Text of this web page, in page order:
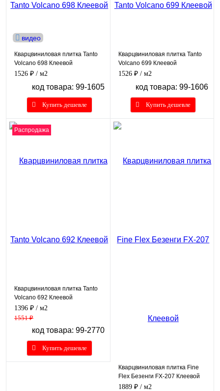
видео
Кварцвиниловая плитка Tanto
Volcano 698 Клеевой
1526 ₽ / м2
код товара: 99-1605
Купить дешевле
Кварцвиниловая плитка Tanto
Volcano 699 Клеевой
1526 ₽ / м2
код товара: 99-1606
Купить дешевле
Распродажа
Кварцвиниловая плитка Tanto
Volcano 692 Клеевой
1396 ₽ / м2
1551 ₽
код товара: 99-2770
Купить дешевле
Кварцвиниловая плитка Fine
Flex Безенги FX-207 Клеевой
1889 ₽ / м2